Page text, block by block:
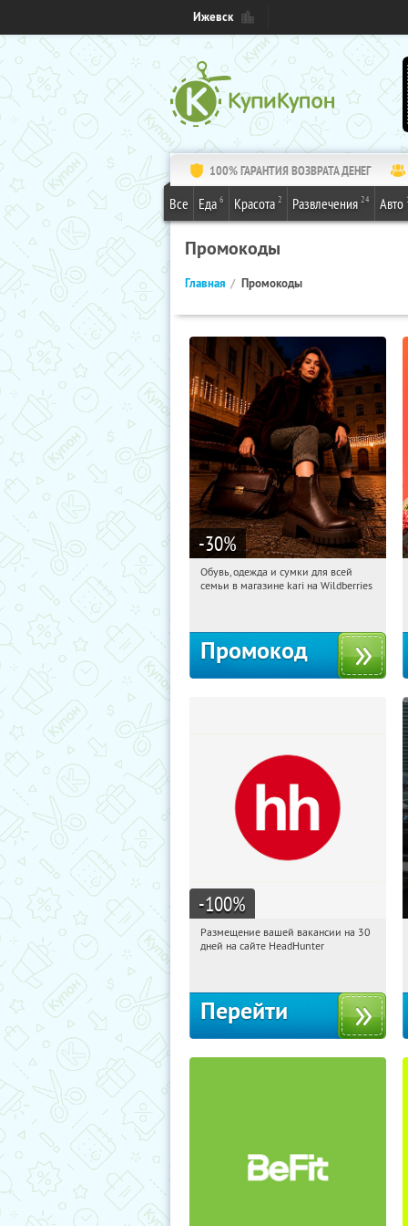
Ижевск
100% ГАРАНТИЯ ВОЗВРАТА ДЕНЕГ
Все Еда 6 Красота 2 Развлечения 24 Авто
Промокоды
Главная Промокоды
-30%
01:20:10 Получили:
Обувь, одежда и сумки для всей
семьи в магазине kari на Wildberries
Промокод
-100%
01:20:10
Получи первым!
Размещение вашей вакансии на 30
дней на сайте HeadHunter
Перейти